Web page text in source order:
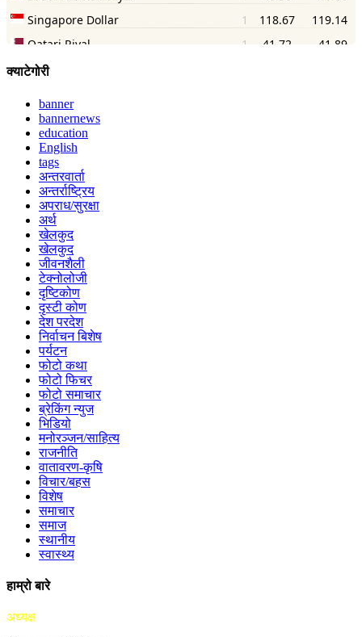
क्याटेगोरी
banner
bannernews
education
English
tags
अन्तरवार्ता
अन्तर्राष्ट्रिय
अपराध/सुरक्षा
अर्थ
खेलकुद
खेलकुद
जीवनशैली
टेक्नोलोजी
दृष्टिकोण
दृस्टी कोण
देश परदेश
निर्वाचन बिशेष
पर्यटन
फोटो कथा
फोटो फिचर
फोटो समाचार
ब्रेकिंग न्युज
भिडियो
मनोरञ्जन/साहित्य
राजनीति
वातावरण-कृषि
विचार/बहस
विशेष
समाचार
समाज
स्थानीय
स्वास्थ्य
हाम्रो बारे
अध्यक्ष